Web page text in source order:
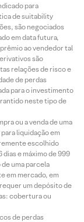
para
de suitability
são negociados
em data futura,
ao vendedor tal
são
relações de risco e
de perdas
para o investimento
neste tipo de
ou a venda de uma
liquidação em
escolhido
e máximo de 999
uma parcela
em mercado, em
um depósito de
cobertura ou
de perdas